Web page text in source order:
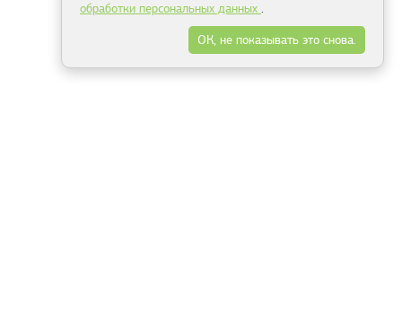
обработки персональных данных .
ОК, не показывать это снова.